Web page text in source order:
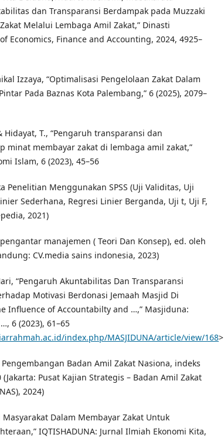
dan Transparansi Berdampak pada Muzzaki
Melalui Lembaga Amil Zakat,” Dinasti
Economics, Finance and Accounting, 2024, 4925–
Izzaya, “Optimalisasi Pengelolaan Zakat Dalam
Pada Baznas Kota Palembang,” 6 (2025), 2079–
Hidayat, T., “Pengaruh transparansi dan
minat membayar zakat di lembaga amil zakat,”
Islam, 6 (2023), 45–56
Penelitian Menggunakan SPSS (Uji Validitas, Uji
Sederhana, Regresi Linier Berganda, Uji t, Uji F,
2021)
manajemen ( Teori Dan Konsep), ed. oleh
CV.media sains indonesia, 2023)
“Pengaruh Akuntabilitas Dan Transparansi
Motivasi Berdonasi Jemaah Masjid Di
Influence of Accountabilty and …,” Masjiduna:
6 (2023), 61–65
index.php/MASJIDUNA/article/view/168>
Badan Amil Zakat Nasiona, indeks
Pusat Kajian Strategis – Badan Amil Zakat
2024)
Dalam Membayar Zakat Untuk
IQTISHADUNA: Jurnal Ilmiah Ekonomi Kita,